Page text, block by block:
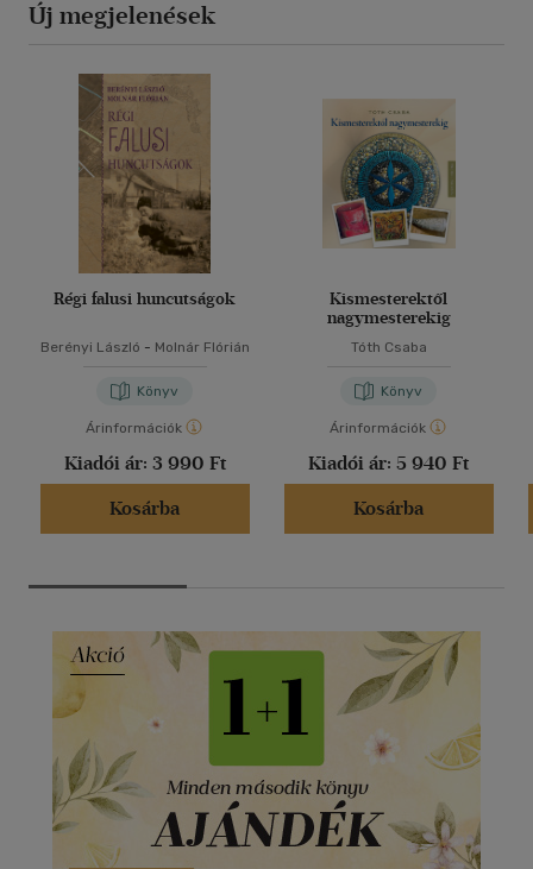
Új megjelenések
Régi falusi huncutságok
Berényi László - Molnár Flórián
Könyv
Árinformációk
Kiadói ár: 3 990 Ft
Kosárba
Kismesterektől
nagymesterekig
Tóth Csaba
Könyv
Árinformációk
Kiadói ár: 5 940 Ft
Kosárba